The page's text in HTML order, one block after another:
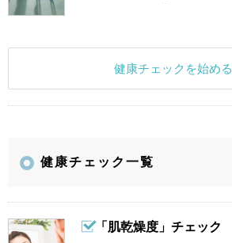
健康チェックを始める
健康チェック一覧
「肌乾燥度」チェック